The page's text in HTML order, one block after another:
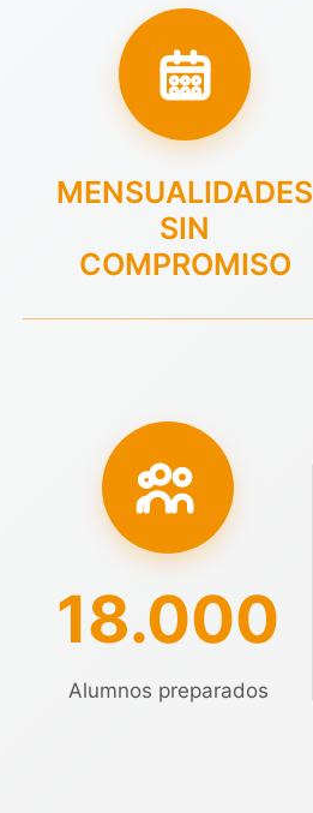
MENSUALIDADES
SIN
COMPROMISO
18.000
Alumnos preparados